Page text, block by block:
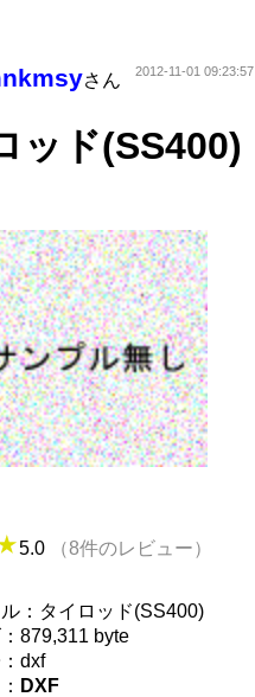
さん 2012-11-01 09:23:57
ッド(SS400)
5.0 （8件のレビュー）
：タイロッド(SS400)
879,311 byte
dxf
DXF